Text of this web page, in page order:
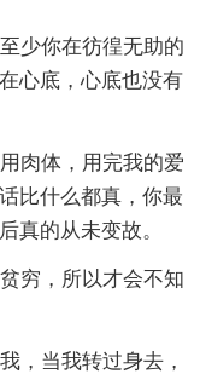
少你在彷徨无助的
心底，心底也没有
肉体，用完我的爱
比什么都真，你最
真的从未变故。
穷，所以才会不知
，当我转过身去，